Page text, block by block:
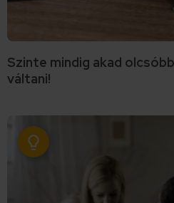
Szinte mindig akad
váltani!